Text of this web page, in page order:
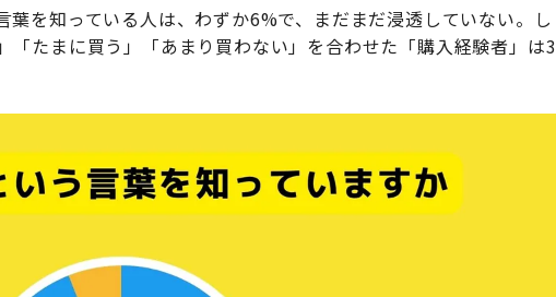
葉を知っている人は、わずか6%で、まだまだ浸透していない。し
「たまに買う」「あまり買わない」を合わせた「購入経験者」は3